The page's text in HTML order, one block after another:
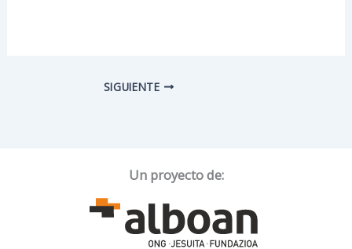
SIGUIENTE
Un proyecto de: